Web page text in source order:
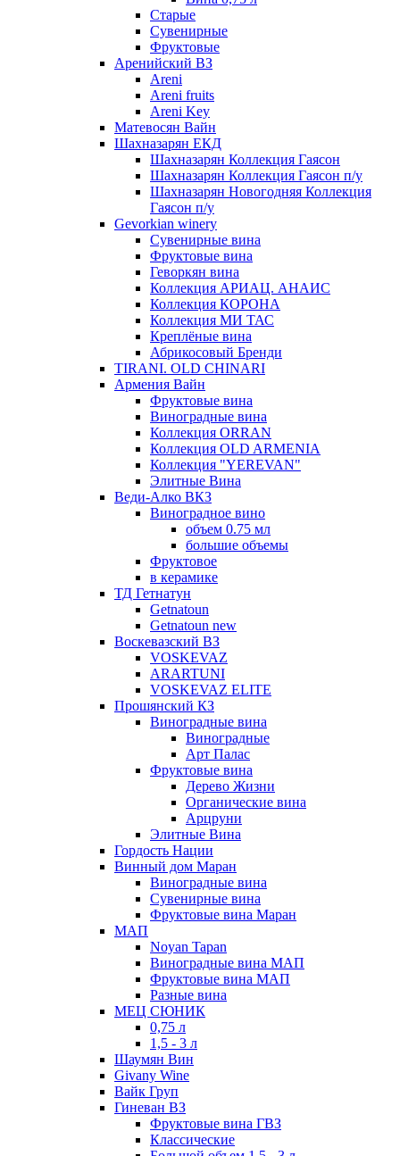
Старые
Сувенирные
Фруктовые
Аренийский ВЗ
Areni
Areni fruits
Areni Key
Матевосян Вайн
Шахназарян ЕКД
Шахназарян Коллекция Гаясон
Шахназарян Коллекция Гаясон п/у
Шахназарян Новогодняя Коллекция
Гаясон п/у
Gevorkian winery
Сувенирные вина
Фруктовые вина
Геворкян вина
Коллекция АРИАЦ. АНАИС
Коллекция КОРОНА
Коллекция МИ ТАС
Креплёные вина
Абрикосовый Бренди
TIRANI. OLD CHINARI
Армения Вайн
Фруктовые вина
Виноградные вина
Коллекция ORRAN
Коллекция OLD ARMENIA
Коллекция "YEREVAN"
Элитные Вина
Веди-Алко ВКЗ
Виноградное вино
объем 0.75 мл
большие объемы
Фруктовое
в керамике
ТД Гетнатун
Getnatoun
Getnatoun new
Воскевазский ВЗ
VOSKEVAZ
ARARTUNI
VOSKEVAZ ELITE
Прошянский КЗ
Виноградные вина
Виноградные
Арт Палас
Фруктовые вина
Дерево Жизни
Органические вина
Арцруни
Элитные Вина
Гордость Нации
Винный дом Маран
Виноградные вина
Сувенирные вина
Фруктовые вина Маран
МАП
Noyan Tapan
Виноградные вина МАП
Фруктовые вина МАП
Разные вина
МЕЦ СЮНИК
0,75 л
1,5 - 3 л
Шаумян Вин
Givany Wine
Вайк Груп
Гиневан ВЗ
Фруктовые вина ГВЗ
Классические